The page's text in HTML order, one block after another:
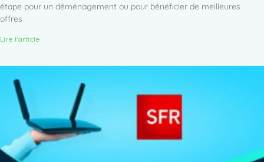
étape pour un déménagement ou pour bénéficier de meilleures
offres
Lire l'article